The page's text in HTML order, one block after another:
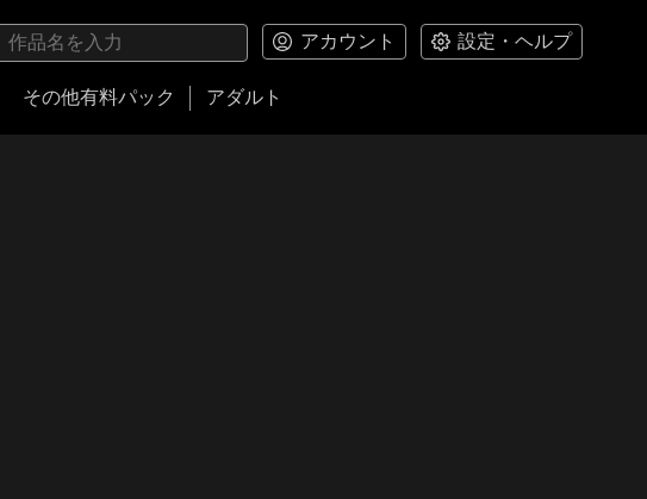
アカウント 設定・ヘルプ
その他有料パック アダルト